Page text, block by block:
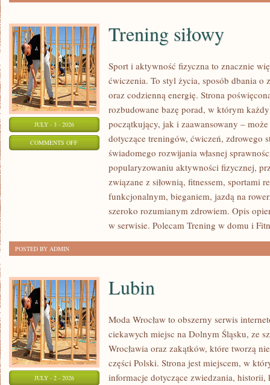
JULY - 3 - 2026
COMMENTS OFFON
Trening siłowy
Sport i aktywność fizyczna to znacznie
ćwiczenia. To styl życia, sposób dbania o
oraz codzienną energię. Strona
rozbudowane bazę porad, w którym
początkujący, jak i zaawansowany –
dotyczące treningów, ćwiczeń, zdrowego
świadomego rozwijania własnej
popularyzowaniu aktywności fizycznej,
związane z siłownią, fitnessem, sportami
funkcjonalnym, bieganiem, jazdą na
szeroko rozumianym zdrowiem. Opis
w serwisie. Polecam Trening w domu i
POSTED BY ADMIN
JULY - 2 - 2026
Lubin
Moda Wrocław to obszerny serwis
ciekawych miejsc na Dolnym Śląsku, ze
Wrocławia oraz zakątków, które tworzą
części Polski. Strona jest miejscem, w
informacje dotyczące zwiedzania,